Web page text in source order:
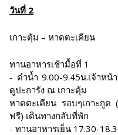
วันที่ 2
เกาะตุ้ม – หาดตะเคียน
ทานอาหารเช้ามื้อที่ 1
- ดำน้ำ 9.00-9.45น.เจ้าหน้
ดูปะการัง ณ เกาะตุ้ม
หาดตะเคียน รอบๆเกาะกู
ฟรี) เดินทางกลับที่พัก
- ทานอาหารเย็น 17.30-